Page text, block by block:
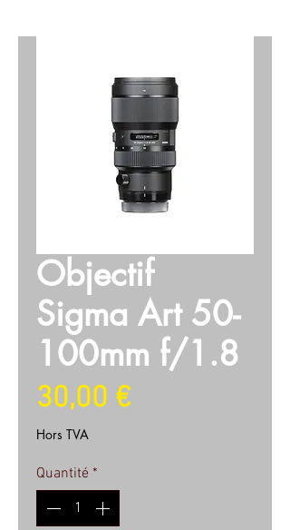
Objectif
Sigma Art 50-
100mm f/1.8
30,00 €Prix
Hors TVA
Quantité *